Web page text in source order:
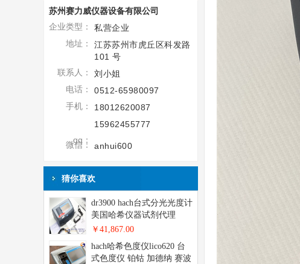
苏州赛力威仪器设备有限公司
企业类型：
私营企业
地址：
江苏苏州市虎丘区科发路
101 号
联系人：
刘小姐
电话：
0512-65980097
手机：
18012620087
15962455777
qq：
微信： anhui600
猜你喜欢
dr3900 hach台式分光光度计
美国哈希仪器试剂代理
￥41,867.00
hach哈希色度仪lico620 台
式色度仪 铂钴 加德纳 赛波